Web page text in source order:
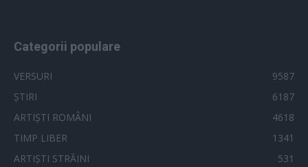
Categorii populare
VERSURI
9587
ȘTIRI
6187
ARTIȘTI ROMÂNI
4618
TIMP LIBER
1341
ARTIȘTI STRĂINI
531